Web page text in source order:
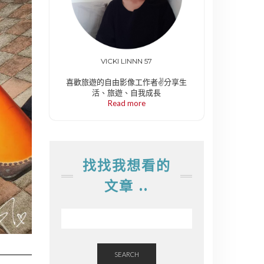
VICKI LINNN 57
喜歡旅遊的自由影像工作者✌️分享生
活、旅遊、自我成長
Read more
找找我想看的
文章 ..
SEARCH